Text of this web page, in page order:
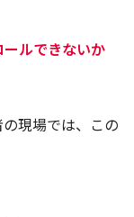
ルできないか
現場では、この